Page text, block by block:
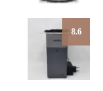
8.6